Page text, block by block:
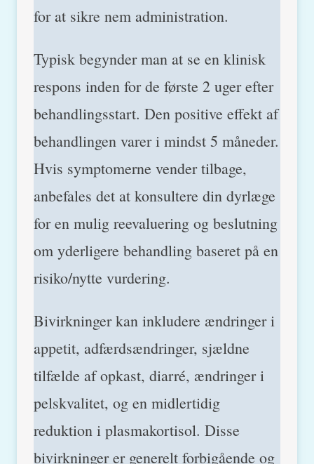
for at sikre nem administration.
Typisk begynder man at se en klinisk
respons inden for de første 2 uger efter
behandlingsstart. Den positive effekt af
behandlingen varer i mindst 5 måneder.
Hvis symptomerne vender tilbage,
anbefales det at konsultere din dyrlæge
for en mulig reevaluering og beslutning
om yderligere behandling baseret på en
risiko/nytte vurdering.
Bivirkninger kan inkludere ændringer i
appetit, adfærdsændringer, sjældne
tilfælde af opkast, diarré, ændringer i
pelskvalitet, og en midlertidig
reduktion i plasmakortisol. Disse
bivirkninger er generelt forbigående og